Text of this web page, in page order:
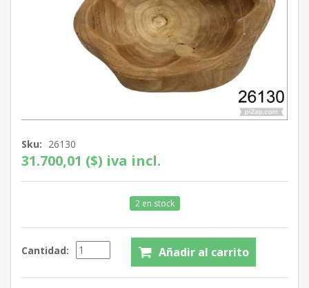
Sku: 26130
31.700,01 ($) iva incl.
2 en stock
Cantidad: